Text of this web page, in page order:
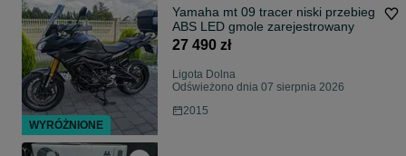
Yamaha mt 09 tracer niski przebieg
ABS LED gmole zarejestrowany
27 490 zł
Ligota Dolna
Odświeżono dnia 07 sierpnia 2026
2015
WYRÓŻNIONE